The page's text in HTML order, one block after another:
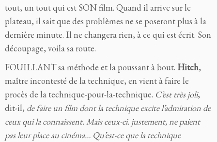
tout, un tout qui est SON film. Quand il arrive sur le
plateau, il sait que des problèmes ne se poseront plus à la
dernière minute. Il ne changera rien, à ce qui est écrit. Son
découpage, voila sa route.
FOUILLANT sa méthode et la poussant à bout. Hitch,
maître incontesté de la technique, en vient à faire le
procès de la technique-pour-la-technique. C’est très joli,
dit-il, de faire un film dont la technique excite l’admiration de
ceux qui la connaissent. Mais ceux-ci. justement, ne paient
pas leur place au cinéma… Qu’est-ce que la technique